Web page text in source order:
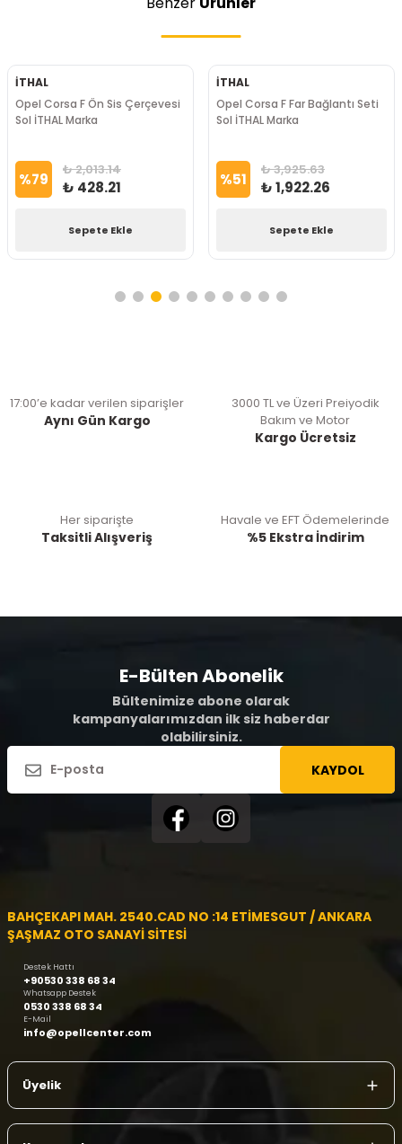
İTHAL
Opel Corsa F Ön Sis Çerçevesi
Sol İTHAL Marka
%79 ₺ 2,013.14
₺ 428.21
Sepete Ekle
İTHAL
Opel Corsa F Far Bağlantı Seti
Sol İTHAL Marka
%51 ₺ 3,925.63
₺ 1,922.26
Sepete Ekle
17:00’e kadar verilen siparişler
Aynı Gün Kargo
3000 TL ve Üzeri Preiyodik
Bakım ve Motor
Kargo Ücretsiz
Her siparişte
Taksitli Alışveriş
Havale ve EFT Ödemelerinde
%5 Ekstra İndirim
E-Bülten Abonelik
Bültenimize abone olarak
kampanyalarımızdan ilk siz haberdar
olabilirsiniz.
KAYDOL
BAHÇEKAPI MAH. 2540.CAD NO :14 ETİMESGUT / ANKARA
ŞAŞMAZ OTO SANAYİ SİTESİ
Destek Hattı
+90530 338 68 34
Whatsapp Destek
0530 338 68 34
E-Mail
info@opellcenter.com
Üyelik